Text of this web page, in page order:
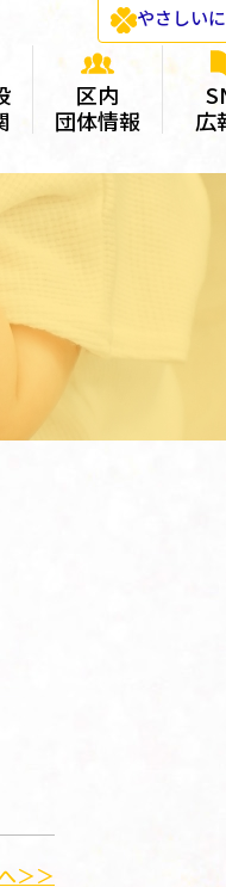
やさしい
区内
団体情報
広
＞＞